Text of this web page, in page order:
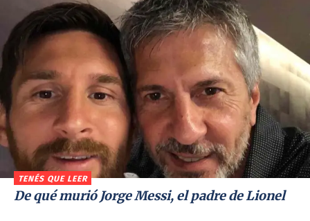
TENÉS QUE LEER
De qué murió Jorge Messi, el padre de Lionel